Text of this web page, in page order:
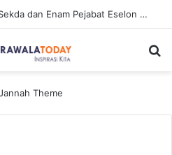
Wako Pekanbaru Lantik Sekda dan Enam Pejabat Eselon Lainnya